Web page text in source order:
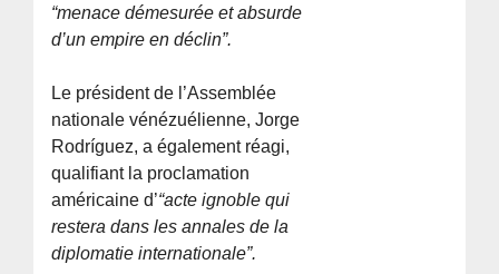
“menace démesurée et absurde
d’un empire en déclin”.
Le président de l’Assemblée
nationale vénézuélienne, Jorge
Rodríguez, a également réagi,
qualifiant la proclamation
américaine d’“acte ignoble qui
restera dans les annales de la
diplomatie internationale”.